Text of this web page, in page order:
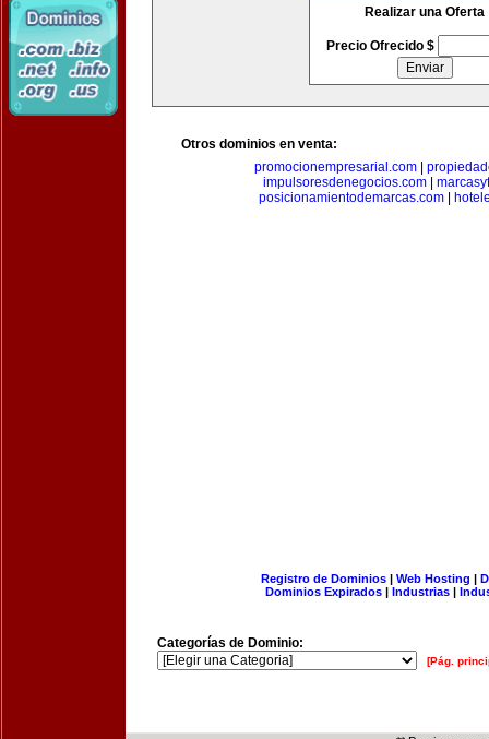
Realizar una Oferta
Precio Ofrecido $
Otros dominios en venta:
promocionempresarial.com|
impulsoresdenegocios.com|
posicionamientodemarcas.com
Registro de Dominios| Web Hosting |
Dominios Expirados | Industrias |
Categorías de Dominio:
[Pág.